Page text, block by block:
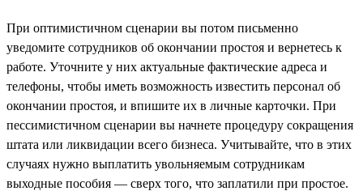
При оптимистичном сценарии вы потом письменно
уведомите сотрудников об окончании простоя и вернетесь к
работе. Уточните у них актуальные фактические адреса и
телефоны, чтобы иметь возможность известить персонал об
окончании простоя, и впишите их в личные карточки. При
пессимистичном сценарии вы начнете процедуру сокращения
штата или ликвидации всего бизнеса. Учитывайте, что в этих
случаях нужно выплатить увольняемым сотрудникам
выходные пособия — сверх того, что заплатили при простое.